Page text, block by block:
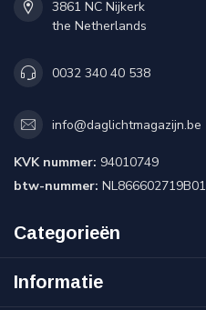
3861 NC Nijkerk
the Netherlands
0032 340 40 538
info@daglichtmagazijn.be
KVK nummer: 94010749
btw-nummer: NL866602719B01
Categorieën
Informatie